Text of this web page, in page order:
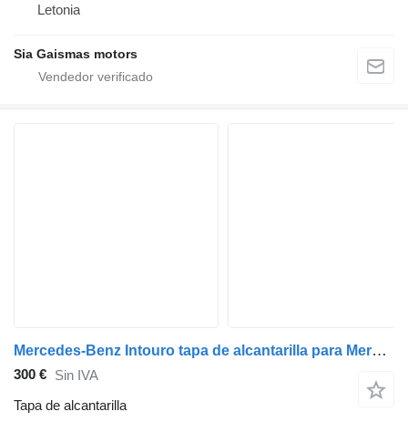
Letonia
Sia Gaismas motors
Mercedes-Benz Intouro tapa de alcantarilla para Mercedes-Benz intouro autobús
300 € Sin IVA
Tapa de alcantarilla